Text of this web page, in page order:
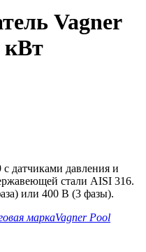
Vagner
кВт
датчиками давления и
стали AISI 316.
или 400 В (3 фазы).
маркаVagner Pool